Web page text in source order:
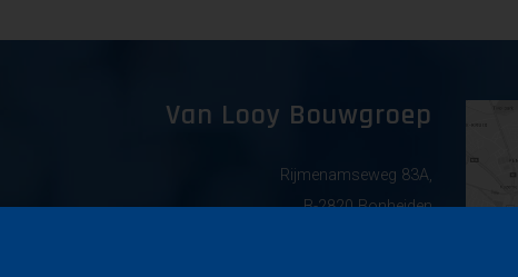
Van Looy Bouwgroep
Rijmenamseweg 83A,
B-2820 Bonheiden